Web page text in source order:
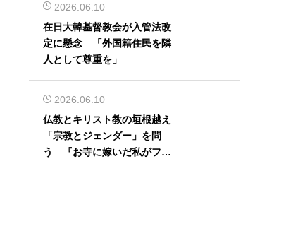
2026.06.10
在日大韓基督教会が入管法改
定に懸念 「外国籍住民を隣
人として尊重を」
2026.06.10
仏教とキリスト教の垣根越え
「宗教とジェンダー」を問
う 『お寺に嫁いだ私がフェ